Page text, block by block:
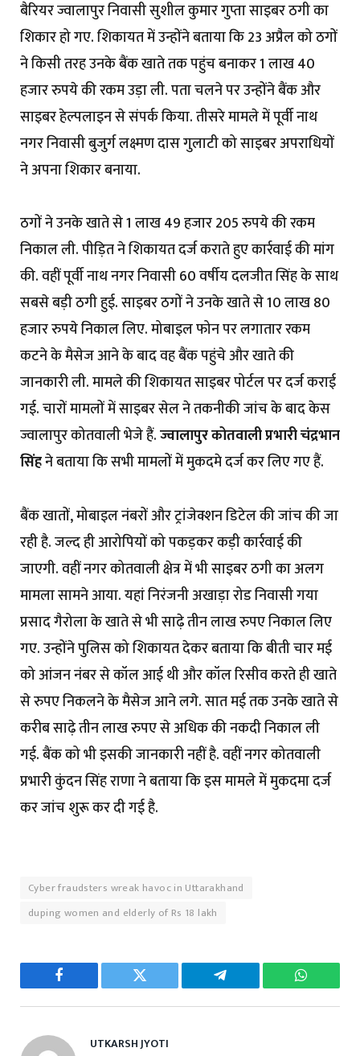
बैरियर ज्वालापुर निवासी सुशील कुमार गुप्ता साइबर ठगी का
शिकार हो गए. शिकायत में उन्होंने बताया कि 23 अप्रैल को ठगों
ने किसी तरह उनके बैंक खाते तक पहुंच बनाकर 1 लाख 40
हजार रुपये की रकम उड़ा ली. पता चलने पर उन्होंने बैंक और
साइबर हेल्पलाइन से संपर्क किया. तीसरे मामले में पूर्वी नाथ
नगर निवासी बुजुर्ग लक्ष्मण दास गुलाटी को साइबर अपराधियों
ने अपना शिकार बनाया.
ठगों ने उनके खाते से 1 लाख 49 हजार 205 रुपये की रकम
निकाल ली. पीड़ित ने शिकायत दर्ज कराते हुए कार्रवाई की मांग
की. वहीं पूर्वी नाथ नगर निवासी 60 वर्षीय दलजीत सिंह के साथ
सबसे बड़ी ठगी हुई. साइबर ठगों ने उनके खाते से 10 लाख 80
हजार रुपये निकाल लिए. मोबाइल फोन पर लगातार रकम
कटने के मैसेज आने के बाद वह बैंक पहुंचे और खाते की
जानकारी ली. मामले की शिकायत साइबर पोर्टल पर दर्ज कराई
गई. चारों मामलों में साइबर सेल ने तकनीकी जांच के बाद केस
ज्वालापुर कोतवाली भेजे हैं.ज्वालापुर कोतवाली प्रभारी चंद्रभान
सिंहने बताया कि सभी मामलों में मुकदमे दर्ज कर लिए गए हैं.
बैंक खातों, मोबाइल नंबरों और ट्रांजेक्शन डिटेल की जांच की जा
रही है. जल्द ही आरोपियों को पकड़कर कड़ी कार्रवाई की
जाएगी. वहीं नगर कोतवाली क्षेत्र में भी साइबर ठगी का अलग
मामला सामने आया. यहां निरंजनी अखाड़ा रोड निवासी गया
प्रसाद गैरोला के खाते से भी साढ़े तीन लाख रुपए निकाल लिए
गए. उन्होंने पुलिस को शिकायत देकर बताया कि बीती चार मई
को आंजन नंबर से कॉल आई थी और कॉल रिसीव करते ही खाते
से रुपए निकलने के मैसेज आने लगे. सात मई तक उनके खाते से
करीब साढ़े तीन लाख रुपए से अधिक की नकदी निकाल ली
गई. बैंक को भी इसकी जानकारी नहीं है. वहीं नगर कोतवाली
प्रभारी कुंदन सिंह राणा ने बताया कि इस मामले में मुकदमा दर्ज
कर जांच शुरू कर दी गई है.
Cyber ​​fraudsters wreak havoc in Uttarakhand
duping women and elderly of Rs 18 lakh
Facebook Twitter Telegram
UTKARSH JYOTI